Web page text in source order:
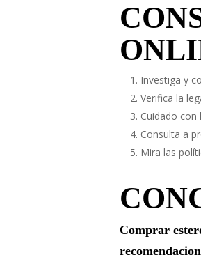
Investiga y
Verifica la
Cuidado
Consulta a
Mira las
Comprar